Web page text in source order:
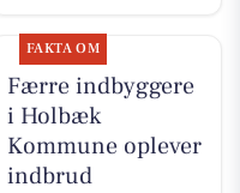
FAKTA OM
Færre indbyggere
i Holbæk
Kommune oplever
indbrud